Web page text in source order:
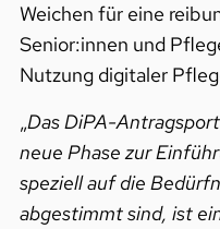
Weichen für eine
Senior:innen und
Nutzung digitaler
„Das DiPA-
neue Phase zur
speziell auf die
abgestimmt sind, ist